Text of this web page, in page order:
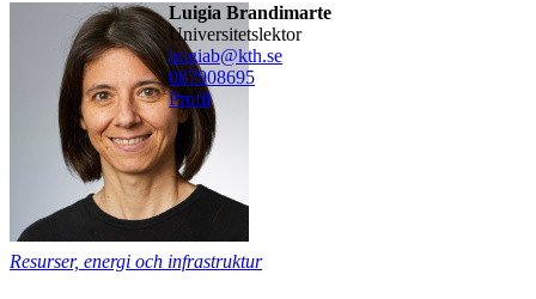
Luigia Brandimarte
universitetslektor
luigiab@kth.se
087908695
Profil
Resurser, energi och infrastruktur